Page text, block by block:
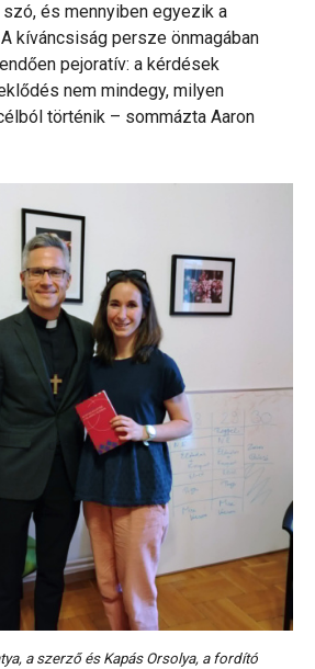
és mennyiben egyezik a
kíváncsiság persze önmagában
pejoratív: a kérdések
nem mindegy, milyen
történik – sommázta Aaron
a szerző és Kapás Orsolya, a fordító